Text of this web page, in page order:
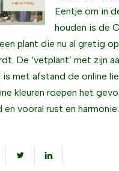
Eentje om in
houden is de
plant die nu al gretig
De ‘vetplant’ met zijn
is met afstand de online
kleuren roepen het
en vooral rust en harmonie.